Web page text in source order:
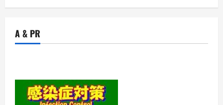
A & PR